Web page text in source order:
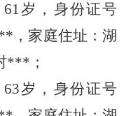
岁，身份证号
家庭住址：湖
***；
岁，身份证号